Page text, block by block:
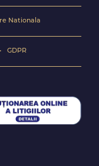
Nationala
GDPR